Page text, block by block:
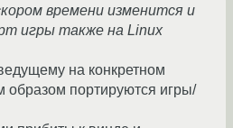
времени изменится и
игры также на Linux
на конкретном
образом портируются игры/